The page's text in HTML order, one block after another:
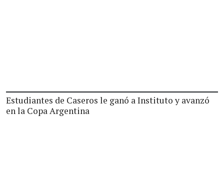
Estudiantes de Caseros le ganó a Instituto y avanzó
en la Copa Argentina